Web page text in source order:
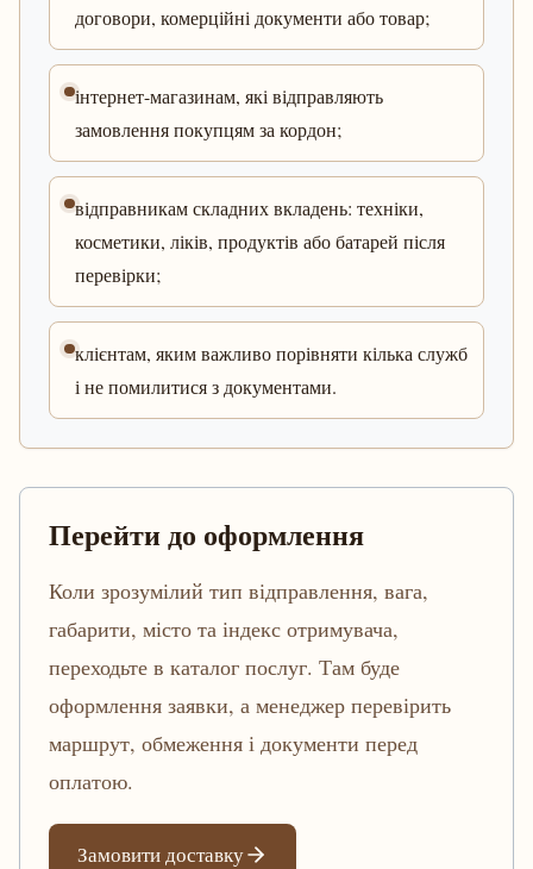
договори, комерційні документи або товар;
інтернет-магазинам, які відправляють
замовлення покупцям за кордон;
відправникам складних вкладень: техніки,
косметики, ліків, продуктів або батарей після
перевірки;
клієнтам, яким важливо порівняти кілька служб
і не помилитися з документами.
Перейти до оформлення
Коли зрозумілий тип відправлення, вага,
габарити, місто та індекс отримувача,
переходьте в каталог послуг. Там буде
оформлення заявки, а менеджер перевірить
маршрут, обмеження і документи перед
оплатою.
Замовити доставку